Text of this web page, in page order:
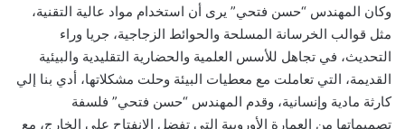
وكان المهندس “حسن فتحي” يرى أن استخدام مواد عالية التقنية،
مثل قوالب الخرسانة المسلحة والحوائط الزجاجية، جريا وراء
التحديث، في تجاهل للأسس العلمية والحضارية التقليدية والبيئية
القديمة، التي تعاملت مع معطيات البيئة وحلت مشكلاتها، أدي بنا إلي
كارثة مادية وإنسانية‏، وقدم المهندس “حسن فتحي” فلسفة
تصميماتها من العمارة الأوروبية التي تفضل الانفتاح على الخارج، مع